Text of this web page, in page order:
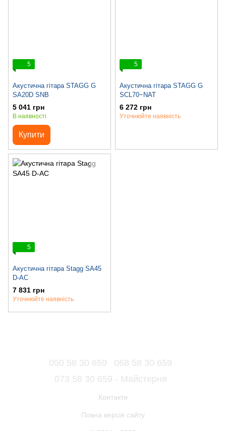
5
Акустична гітара STAGG G
SA20D SNB
5 041 грн
В наявності
Купити
5
Акустична гітара STAGG G
SCL70−NAT
6 272 грн
Уточнюйте наявність
5
Акустична гітара Stagg SA45
D-AC
7 831 грн
Уточнюйте наявність
050 58 30 659
068 58 30 659
073 58 30 659 - Майстерня
Контакти
Повна версія сайту